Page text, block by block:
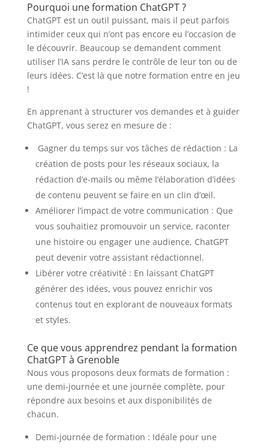
Pourquoi une formation ChatGPT ?
ChatGPT est un outil puissant, mais il peut parfois
intimider ceux qui n’ont pas encore eu l’occasion de
le découvrir. Beaucoup se demandent comment
utiliser l’IA sans perdre le contrôle de leur ton ou de
leurs idées. C’est là que notre formation entre en jeu
!
En apprenant à structurer vos demandes et à guider
ChatGPT, vous serez en mesure de :
Gagner du temps sur vos tâches de rédaction : La
création de posts pour les réseaux sociaux, la
rédaction d’e-mails ou même l’élaboration d’idées
de contenu peuvent se faire en un clin d’œil.
Améliorer l’impact de votre communication : Que
vous souhaitiez promouvoir un service, raconter
une histoire ou engager une audience, ChatGPT
peut devenir votre assistant rédactionnel.
Libérer votre créativité : En laissant ChatGPT
générer des idées, vous pouvez enrichir vos
contenus tout en explorant de nouveaux formats
et styles.
Ce que vous apprendrez pendant la formation
ChatGPT à Grenoble
Nous vous proposons deux formats de formation :
une demi-journée et une journée complète, pour
répondre aux besoins et aux disponibilités de
chacun.
Demi-journée de formation : Idéale pour une